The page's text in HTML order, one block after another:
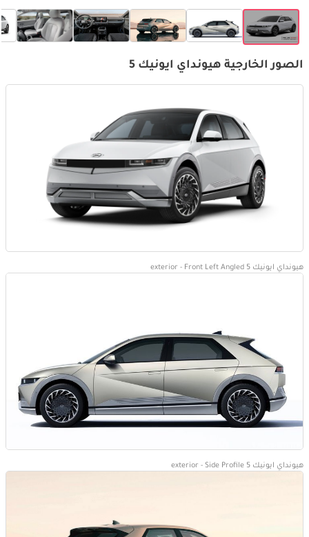
الصور الخارجية هيونداي ايونيك 5
هيونداي ايونيك 5 exterior - Front Left Angled
هيونداي ايونيك 5 exterior - Side Profile